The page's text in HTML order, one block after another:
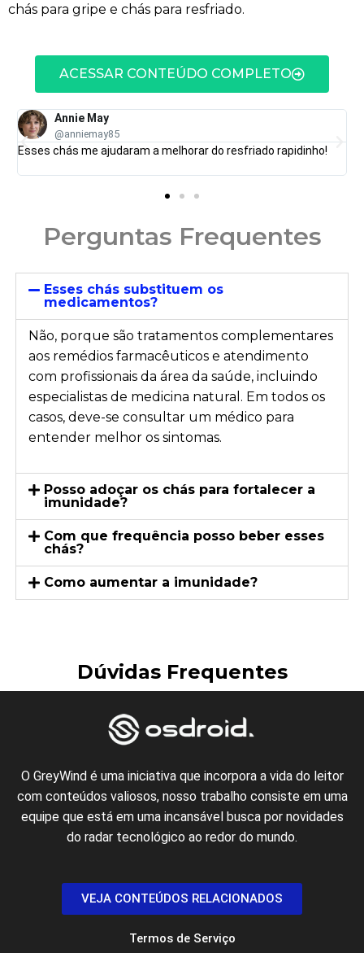
chás para gripe e chás para resfriado.
ACESSAR CONTEÚDO COMPLETO
Annie May
@anniemay85
Esses chás me ajudaram a melhorar do resfriado rapidinho!
Perguntas Frequentes
Esses chás substituem os
medicamentos?
Não, porque são tratamentos complementares
aos remédios farmacêuticos e atendimento
com profissionais da área da saúde, incluindo
especialistas de medicina natural. Em todos os
casos, deve-se consultar um médico para
entender melhor os sintomas.
Posso adoçar os chás para fortalecer a
imunidade?
Com que frequência posso beber esses
chás?
Como aumentar a imunidade?
Dúvidas Frequentes
O GreyWind é uma iniciativa que incorpora a vida do leitor
com conteúdos valiosos, nosso trabalho consiste em uma
equipe que está em uma incansável busca por novidades
do radar tecnológico ao redor do mundo.
VEJA CONTEÚDOS RELACIONADOS
Termos de Serviço